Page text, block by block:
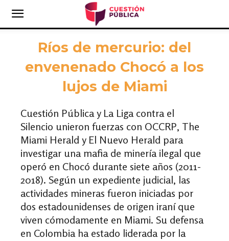
Ríos de mercurio: del
envenenado Chocó a los
lujos de Miami
Cuestión Pública y La Liga contra el
Silencio unieron fuerzas con OCCRP, The
Miami Herald y El Nuevo Herald para
investigar una mafia de minería ilegal que
operó en Chocó durante siete años (2011-
2018). Según un expediente judicial, las
actividades mineras fueron iniciadas por
dos estadounidenses de origen iraní que
viven cómodamente en Miami. Su defensa
en Colombia ha estado liderada por la